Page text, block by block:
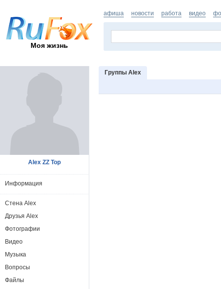
Моя жизнь
афиша новости работа видео
Группы Alex
Alex ZZ Top
Информация
Стена Alex
Друзья Alex
Фотографии
Видео
Музыка
Вопросы
Файлы